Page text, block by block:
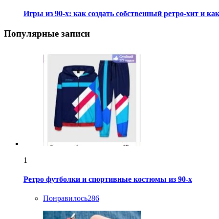
Игры из 90-х: как создать собственный ретро-хит и
Популярные записи
1
Ретро футболки и спортивные костюмы из 90-х
Понравилось286